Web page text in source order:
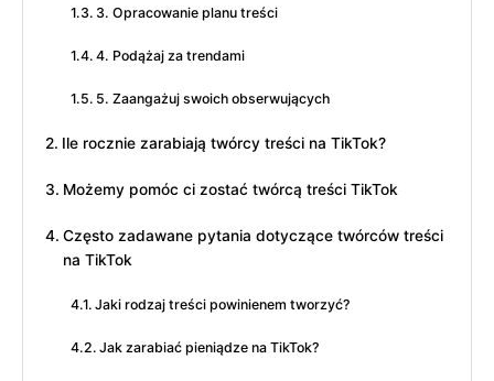
3. Opracowanie planu treści
4. Podążaj za trendami
5. Zaangażuj swoich obserwujących
Ile rocznie zarabiają twórcy treści na TikTok?
Możemy pomóc ci zostać twórcą treści TikTok
Często zadawane pytania dotyczące twórców treści
na TikTok
Jaki rodzaj treści powinienem tworzyć?
Jak zarabiać pieniądze na TikTok?